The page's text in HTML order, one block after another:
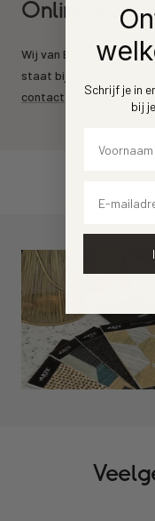
Online
Wij van Behang.nl
staat bij ons voorrop.
contact op te nemen.
Schrijf je in
bij